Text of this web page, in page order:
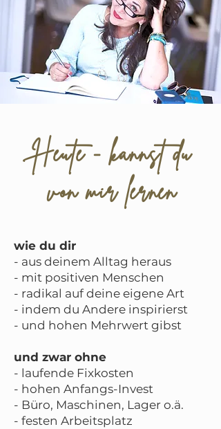
Heute - kannst du
von mir lernen
wie du dir
- aus deinem Alltag heraus
- mit positiven Menschen
- radikal auf deine eigene Art
- indem du Andere inspirierst
- und hohen Mehrwert gibst
und zwar ohne
- laufende Fixkosten
- hohen Anfangs-Invest
- Büro, Maschinen, Lager o.ä.
- festen Arbeitsplatz